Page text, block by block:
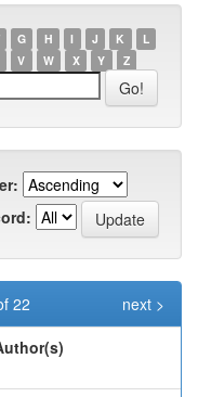
G H I J K
L
V W X Y Z
22
next >